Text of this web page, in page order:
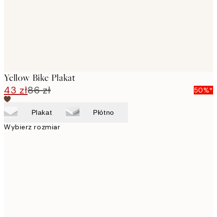
Yellow Bike Plakat
43 zł86 zł 50%*
Plakat Płótno
Wybierz rozmiar